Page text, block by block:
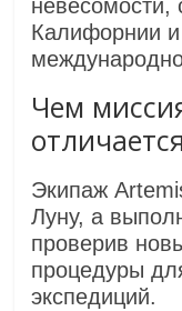
невесомости,
Калифорнии
Чем
Экипаж
Луну, а
проверив
процедуры
экспедиций.